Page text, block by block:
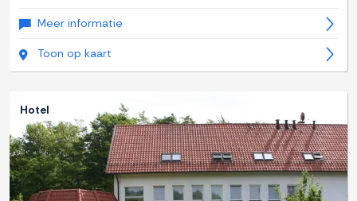
Meer informatie
Toon op kaart
Hotel